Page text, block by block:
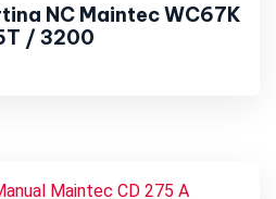
NC Maintec WC67K
/ 3200